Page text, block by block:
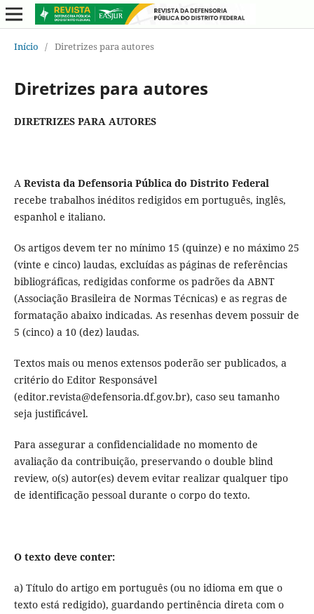
Início / Diretrizes para autores
Diretrizes para autores
DIRETRIZES PARA AUTORES
A Revista da Defensoria Pública do Distrito Federal
recebe trabalhos inéditos redigidos em português, inglês,
espanhol e italiano.
Os artigos devem ter no mínimo 15 (quinze) e no máximo 25
(vinte e cinco) laudas, excluídas as páginas de referências
bibliográficas, redigidas conforme os padrões da ABNT
(Associação Brasileira de Normas Técnicas) e as regras de
formatação abaixo indicadas. As resenhas devem possuir de
5 (cinco) a 10 (dez) laudas.
Textos mais ou menos extensos poderão ser publicados, a
critério do Editor Responsável
(editor.revista@defensoria.df.gov.br), caso seu tamanho
seja justificável.
Para assegurar a confidencialidade no momento de
avaliação da contribuição, preservando o double blind
review, o(s) autor(es) devem evitar realizar qualquer tipo
de identificação pessoal durante o corpo do texto.
O texto deve conter:
a) Título do artigo em português (ou no idioma em que o
texto está redigido), guardando pertinência direta com o